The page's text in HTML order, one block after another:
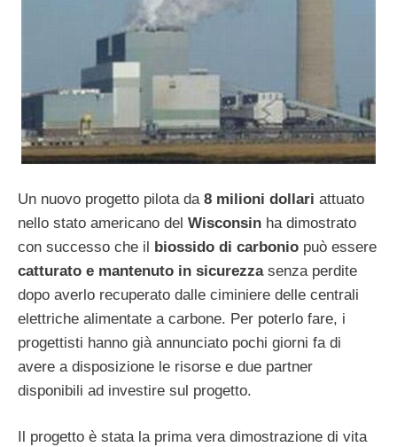
Un nuovo progetto pilota da 8 milioni dollari attuato
nello stato americano del Wisconsin ha dimostrato
con successo che il biossido di carbonio può essere
catturato e mantenuto in sicurezzasenza perdite
dopo averlo recuperato dalle ciminiere delle centrali
elettriche alimentate a carbone. Per poterlo fare, i
progettisti hanno già annunciato pochi giorni fa di
avere a disposizione le risorse e due partner
disponibili ad investire sul progetto.
Il progetto è stata la prima vera dimostrazione di vita